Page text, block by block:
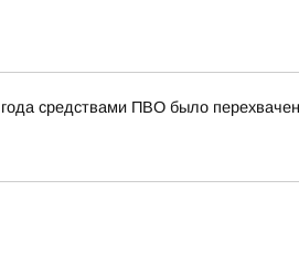
средствами ПВО было